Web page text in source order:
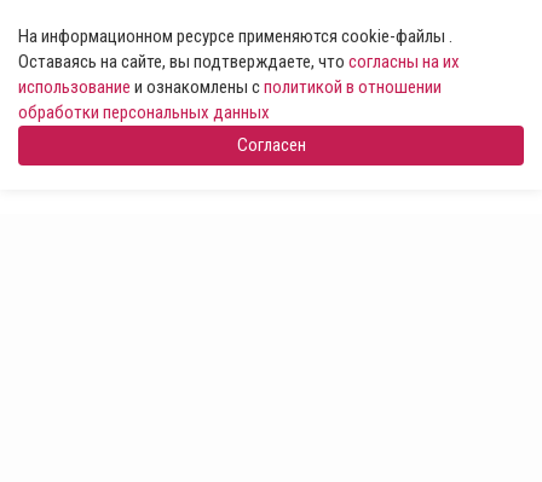
На информационном ресурсе применяются cookie-файлы .
Оставаясь на сайте, вы подтверждаете, что согласны на их
использование и ознакомлены сполитикой в отношении
обработки персональных данных
Согласен